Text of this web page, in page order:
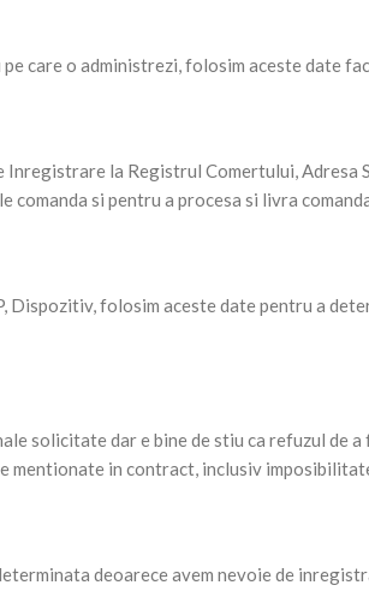
care o administrezi, folosim aceste date
la Registrul Comertului,
si pentru a procesa si livra
Dispozitiv, folosim aceste date pentru a
solicitate dar e bine de stiu ca refuzul de
in contract, inclusiv
deoarece avem nevoie de